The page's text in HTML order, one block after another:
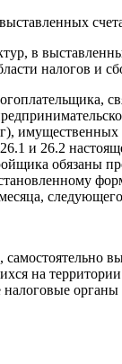
в
налогов и
и 26.2
обязаны
на